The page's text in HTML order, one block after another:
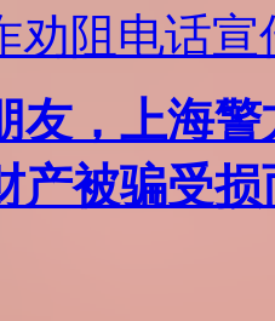
劝阻电话宣
友，上海
产被骗受